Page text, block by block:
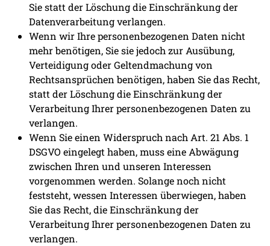
Sie statt der Löschung die Einschränkung der
Datenverarbeitung verlangen.
Wenn wir Ihre personenbezogenen Daten nicht
mehr benötigen, Sie sie jedoch zur Ausübung,
Verteidigung oder Geltendmachung von
Rechtsansprüchen benötigen, haben Sie das Recht,
statt der Löschung die Einschränkung der
Verarbeitung Ihrer personenbezogenen Daten zu
verlangen.
Wenn Sie einen Widerspruch nach Art. 21 Abs. 1
DSGVO eingelegt haben, muss eine Abwägung
zwischen Ihren und unseren Interessen
vorgenommen werden. Solange noch nicht
feststeht, wessen Interessen überwiegen, haben
Sie das Recht, die Einschränkung der
Verarbeitung Ihrer personenbezogenen Daten zu
verlangen.